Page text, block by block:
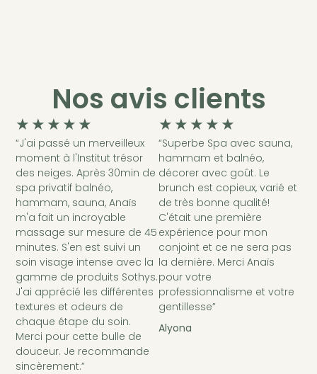
Nos avis clients
★ ★ ★ ★ ★
“J'ai passé un merveilleux
moment à l'Institut trésor
des neiges. Après 30min de
spa privatif balnéo,
hammam, sauna, Anaïs
m'a fait un incroyable
massage sur mesure de 45
minutes. S'en est suivi un
soin visage intense avec la
gamme de produits Sothys.
J'ai apprécié les différentes
textures et odeurs de
chaque étape du soin.
Merci pour cette bulle de
douceur. Je recommande
sincèrement.”
★ ★ ★ ★ ★
“Superbe Spa avec sauna,
hammam et balnéo,
décorer avec goût. Le
brunch est copieux, varié et
de très bonne qualité!
C'était une première
expérience pour mon
conjoint et ce ne sera pas
la dernière. Merci Anaïs
pour votre
professionnalisme et votre
gentillesse”
Alyona